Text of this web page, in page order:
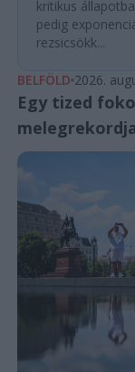
kritikus
pedig
rezsicsökk...
BELFÖLD 2026.
Egy tized